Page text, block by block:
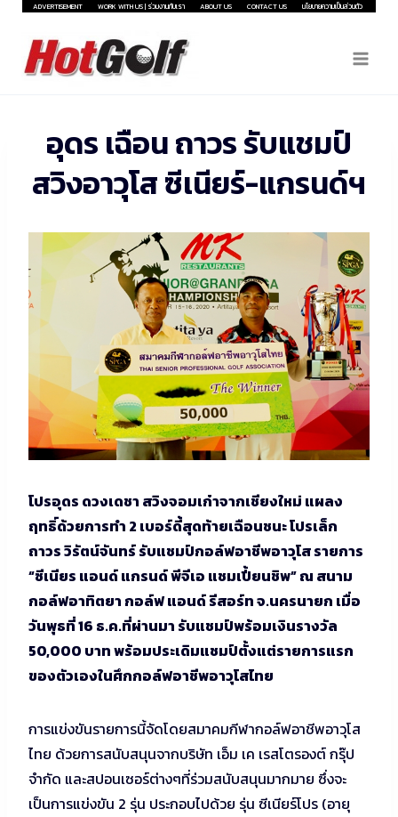
Skip
content
ADVERTISEMENT WORK WITH US | ร่วมงานกับเรา ABOUT US CONTACT US นโยบายความเป็นส่วนตัว
อุดร เฉือน ถาวร รับแชมป์
สวิงอาวุโส ซีเนียร์-แกรนด์ฯ
โปรอุดร ดวงเดชา สวิงจอมเก๋าจากเชียงใหม่ แผลง
ฤทธิ์ด้วยการทำ 2 เบอร์ดี้สุดท้ายเฉือนชนะ โปรเล็ก
ถาวร วิรัตน์จันทร์ รับแชมป์กอล์ฟอาชีพอาวุโส รายการ
“ซีเนียร แอนด์ แกรนด์ พีจีเอ แชมเปี้ยนชิพ” ณ สนาม
กอล์ฟอาทิตยา กอล์ฟ แอนด์ รีสอร์ท จ.นครนายก เมื่อ
วันพุธที่ 16 ธ.ค.ที่ผ่านมา รับแชมป์พร้อมเงินรางวัล
50,000 บาท พร้อมประเดิมแชมป์ตั้งแต่รายการแรก
ของตัวเองในศึกกอล์ฟอาชีพอาวุโสไทย
การแข่งขันรายการนี้จัดโดยสมาคมกีฬากอล์ฟอาชีพอาวุโส
ไทย ด้วยการสนับสนุนจากบริษัท เอ็ม เค เรสโตรองต์ กรุ๊ป
จำกัด และสปอนเซอร์ต่างๆที่ร่วมสนับสนุนมากมาย ซึ่งจะ
เป็นการแข่งขัน 2 รุ่น ประกอบไปด้วย รุ่น ซีเนียร์โปร (อายุ